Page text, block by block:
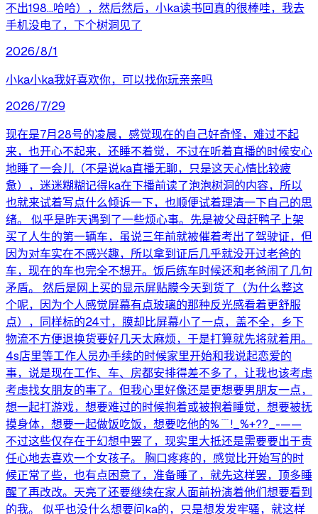
不出198…哈哈），然后然后，小ka读书回真的很棒哇，我去
手机没电了，下个树洞见了
2026/8/1
小ka小ka我好喜欢你，可以找你玩亲亲吗
2026/7/29
现在是7月28号的凌晨，感觉现在的自己好奇怪，难过不起
来，也开心不起来，还睡不着觉，不过在听着直播的时候安心
地睡了一会儿（不是说ka直播无聊，只是这天心情比较疲
惫），迷迷糊糊记得ka在下播前读了泡泡树洞的内容，所以
也就来试着写点什么倾诉一下，也顺便试着理清一下自己的思
绪。 似乎是昨天遇到了一些烦心事。先是被父母赶鸭子上架
买了人生的第一辆车，虽说三年前就被催着考出了驾驶证，但
因为对车实在不感兴趣，所以拿到证后几乎就没开过老爸的
车，现在的车也完全不想开。饭后练车时候还和老爸闹了几句
矛盾。 然后是网上买的显示屏贴膜今天到货了（为什么整这
个呢，因为个人感觉屏幕有点玻璃的那种反光感看着更舒服
点），同样标的24寸，膜却比屏幕小了一点，盖不全，乡下
物流不方便退换货要好几天太麻烦，于是打算就先将就着用。
4s店里等工作人员办手续的时候家里开始和我说起恋爱的
事，说是现在工作、车、房都安排得差不多了，让我也该考虑
考虑找女朋友的事了。但我心里好像还是更想要男朋友一点，
想一起打游戏，想要难过的时候抱着或被抱着睡觉，想要被抚
摸身体，想要一起做饭吃饭，想要吃他的%﹉!_%+??_-——
不过这些仅存在于幻想中罢了，现实里大抵还是需要要出于责
任心地去喜欢一个女孩子。 胸口疼疼的，感觉比开始写的时
候正常了些，也有点困意了，准备睡了，就先这样罢，顶多睡
醒了再改改。天亮了还要继续在家人面前扮演着他们想要看到
的我。 似乎也没什么想要问ka的，只是想发发牢骚，就这样